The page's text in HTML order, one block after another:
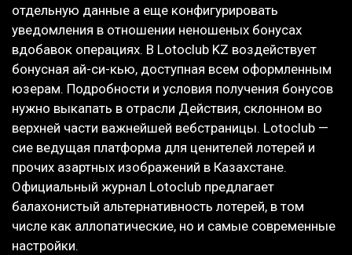
отдельную данные а еще конфигурировать
уведомления в отношении неношеных бонусах
вдобавок операциях. В Lotoclub KZ воздействует
бонусная ай-си-кью, доступная всем оформленным
юзерам. Подробности и условия получения бонусов
нужно выкапать в отрасли Действия, склонном во
верхней части важнейшей вебстраницы. Lotoclub —
сие ведущая платформа для ценителей лотерей и
прочих азартных изображений в Казахстане.
Официальный журнал Lotoclub предлагает
балахонистый альтернативность лотерей, в том
числе как аллопатические, но и самые современные
настройки.